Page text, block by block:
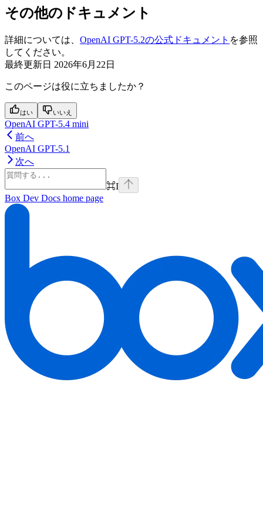
その他のドキュメント
詳細については、 OpenAI GPT-5.2の公式ドキュメント を参照
してください。
最終更新日 2026年6月22日
このページは役に立ちましたか？
はい いいえ
OpenAI GPT-5.4 mini
前へ
OpenAI GPT-5.1
次へ
⌘I
Box Dev Docs home page